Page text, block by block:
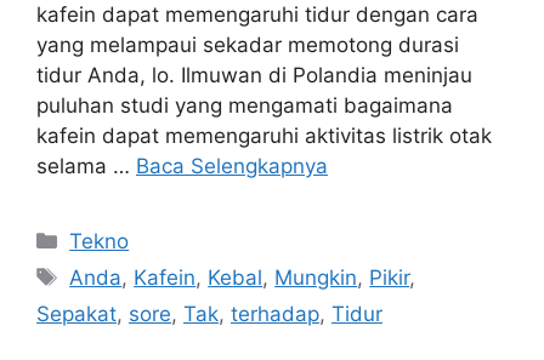
kafein dapat memengaruhi tidur dengan cara
yang melampaui sekadar memotong durasi
tidur Anda, lo. Ilmuwan di Polandia meninjau
puluhan studi yang mengamati bagaimana
kafein dapat memengaruhi aktivitas listrik otak
selama … Baca Selengkapnya
Kategori
Tekno
Tag
Anda, Kafein, Kebal, Mungkin, Pikir,
Sepakat, sore, Tak, terhadap, Tidur